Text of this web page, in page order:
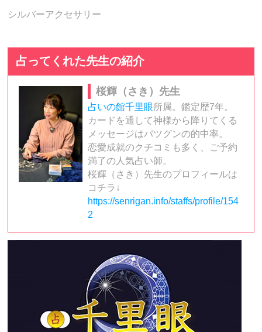
シルバーアクセサリー
占ってくれた先生の紹介
桜輝（さき）先生
占いの館千里眼所属。鑑定歴7年。
カードを通して神様から降りてくる
メッセージはバツグンの的中率。
恋愛成就のクチコミも多く、ご予約
満了の人気占い師。
桜輝（さき）先生のプロフィールは
コチラ↓
https://senrigan.info/staffs/profile/154
2